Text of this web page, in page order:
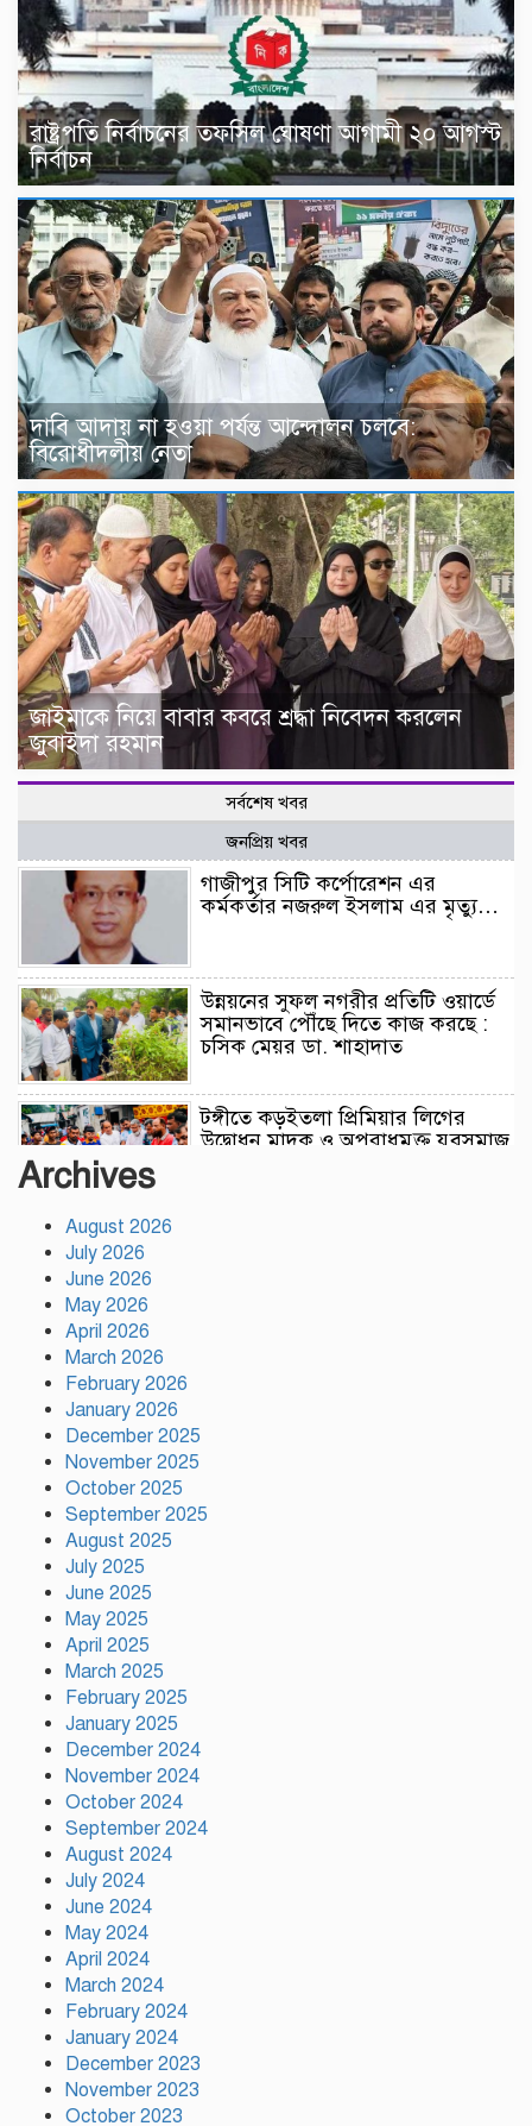
রাষ্ট্রপতি নির্বাচনের তফসিল ঘোষণা আগামী ২০ আগস্ট
নির্বাচন
দাবি আদায় না হওয়া পর্যন্ত আন্দোলন চলবে:
বিরোধীদলীয় নেতা
জাইমাকে নিয়ে বাবার কবরে শ্রদ্ধা নিবেদন করলেন
জুবাইদা রহমান
সর্বশেষ খবর
জনপ্রিয় খবর
গাজীপুর সিটি কর্পোরেশন এর
কর্মকর্তার নজরুল ইসলাম এর মৃত্যু…
উন্নয়নের সুফল নগরীর প্রতিটি ওয়ার্ডে
সমানভাবে পৌঁছে দিতে কাজ করছে :
চসিক মেয়র ডা. শাহাদাত
টঙ্গীতে কড়ইতলা প্রিমিয়ার লিগের
উদ্বোধন মাদক ও অপরাধমুক্ত যুবসমাজ
ময়মনসিংহের ঈশ্বরগঞ্জে সবজির
বাজারে ঊর্ধ্বগতি, দিশেহারা নিম্ন ও
Archives
August 2026
July 2026
June 2026
May 2026
April 2026
March 2026
February 2026
January 2026
December 2025
November 2025
October 2025
September 2025
August 2025
July 2025
June 2025
May 2025
April 2025
March 2025
February 2025
January 2025
December 2024
November 2024
October 2024
September 2024
August 2024
July 2024
June 2024
May 2024
April 2024
March 2024
February 2024
January 2024
December 2023
November 2023
October 2023